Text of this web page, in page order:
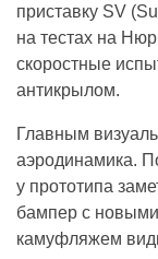
приставку SV
на тестах на
скоростные
антикрылом.
Главным
аэродинамика.
у прототипа
бампер с
камуфляжем